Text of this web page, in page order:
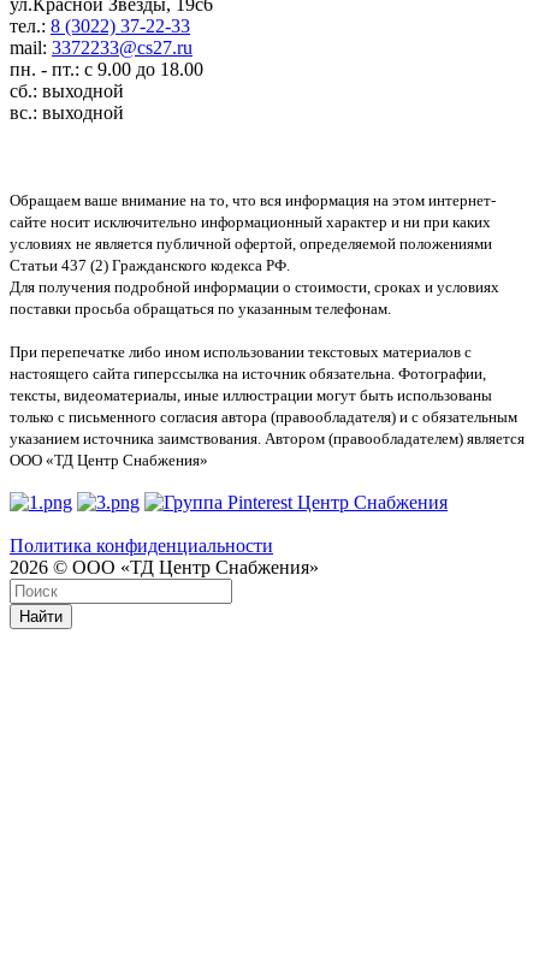
тел.: 8 (3022) 37-22-33
mail: 3372233@cs27.ru
пн. - пт.: с 9.00 до 18.00
сб.: выходной
вс.: выходной
Обращаем ваше внимание на то, что вся информация на этом интернет-
сайте носит исключительно информационный характер и ни при каких
условиях не является публичной офертой, определяемой положениями
Статьи 437 (2) Гражданского кодекса РФ.
Для получения подробной информации о стоимости, сроках и условиях
поставки просьба обращаться по указанным телефонам.
При перепечатке либо ином использовании текстовых материалов с
настоящего сайта гиперссылка на источник обязательна. Фотографии,
тексты, видеоматериалы, иные иллюстрации могут быть использованы
только с письменного согласия автора (правообладателя) и с обязательным
указанием источника заимствования. Автором (правообладателем) является
ООО «ТД Центр Снабжения»
Политика конфиденциальности
2026 © ООО «ТД Центр Снабжения»
Найти